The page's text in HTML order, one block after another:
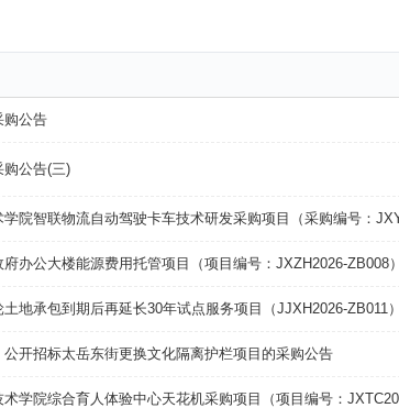
购公告
公告(三)
开招标太岳东街更换文化隔离护栏项目的采购公告